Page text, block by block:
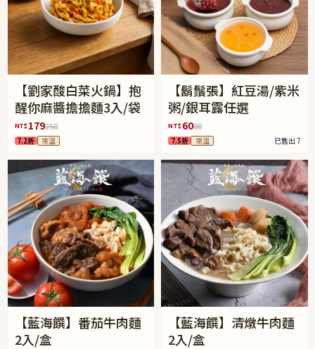
【劉家酸白菜火鍋】抱
醒你麻醬擔擔麵3入/袋
NT$ 179250
7.2折 常溫
【鬍鬚張】紅豆湯/紫米
粥/銀耳露任選
NT$ 6080
7.5折 常溫 已售出 7
【藍海饌】番茄牛肉麵
2入/盒
【藍海饌】清燉牛肉麵
2入/盒